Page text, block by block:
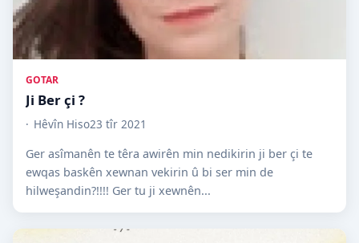
GOTAR
Ji Ber çi ?
Hêvîn Hiso23 tîr 2021
Ger asîmanên te têra awirên min nedikirin ji ber çi te
ewqas baskên xewnan vekirin û bi‏ ser ‏min‏ de‏
hilweşandin?!!!!‏ Ger tu ji xewnên...